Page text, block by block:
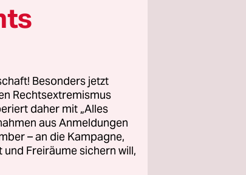
Besonders jetzt
Rechtsextremismus
daher mit „Alles
aus Anmeldungen
– an die Kampagne,
Freiräume sichern will,